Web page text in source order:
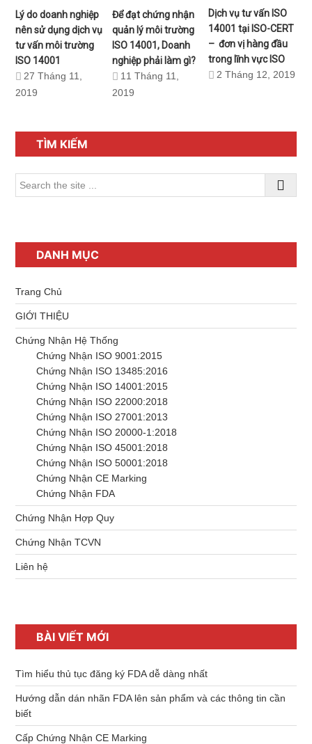
Lý do doanh nghiệp
nên sử dụng dịch vụ
tư vấn môi trường
ISO 14001
27 Tháng 11,
2019
Để đạt chứng nhận
quản lý môi trường
ISO 14001, Doanh
nghiệp phải làm gì?
11 Tháng 11,
2019
Dịch vụ tư vấn ISO
14001 tại ISO-CERT
– đơn vị hàng đầu
trong lĩnh vực ISO
2 Tháng 12, 2019
chính
TÌM KIẾM
Search
the
DANH MỤC
Trang Chủ
GIỚI THIỆU
Chứng Nhận Hệ Thống
Chứng Nhận ISO 9001:2015
Chứng Nhận ISO 13485:2016
Chứng Nhận ISO 14001:2015
Chứng Nhận ISO 22000:2018
Chứng Nhận ISO 27001:2013
Chứng Nhận ISO 20000-1:2018
Chứng Nhận ISO 45001:2018
Chứng Nhận ISO 50001:2018
Chứng Nhận CE Marking
Chứng Nhận FDA
Chứng Nhận Hợp Quy
Chứng Nhận TCVN
Liên hệ
BÀI VIẾT MỚI
Tìm hiểu thủ tục đăng ký FDA dễ dàng nhất
Hướng dẫn dán nhãn FDA lên sản phẩm và các thông tin cần
biết
Cấp Chứng Nhận CE Marking